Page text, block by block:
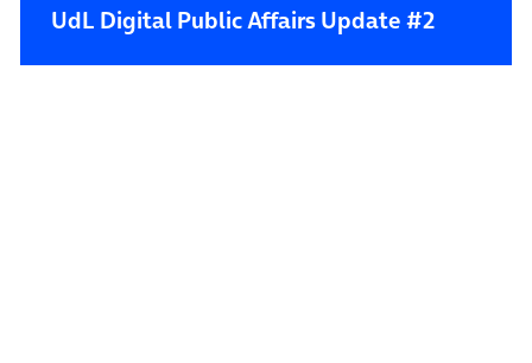
UdL Digital Public Affairs Update #2